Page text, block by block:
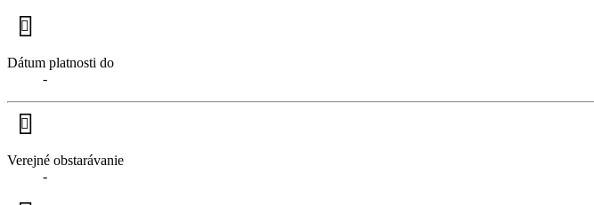
Dátum platnosti do
-
Verejné obstarávanie
-